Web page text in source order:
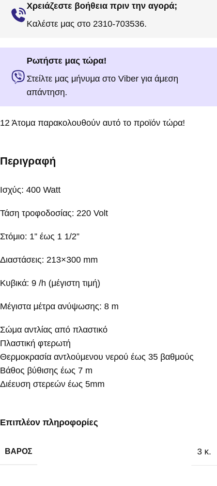
Χρειάζεστε βοήθεια πριν την αγορά;
Καλέστε μας στο 2310-703536.
Ρωτήστε μας τώρα!
Στείλτε μας μήνυμα στο Viber για άμεση
απάντηση.
12 Άτομα παρακολουθούν αυτό το προϊόν τώρα!
Περιγραφή
Ισχύς: 400 Watt
Τάση τροφοδοσίας: 220 Volt
Στόμιο: 1” έως 1 1/2”
Διαστάσεις: 213×300 mm
Κυβικά: 9 /h (μέγιστη τιμή)
Μέγιστα μέτρα ανύψωσης: 8 m
Σώμα αντλίας από πλαστικό
Πλαστική φτερωτή
Θερμοκρασία αντλούμενου νερού έως 35 βαθμούς
Βάθος βύθισης έως 7 m
Διέευση στερεών έως 5mm
Επιπλέον πληροφορίες
ΒΆΡΟΣ 3 κ.